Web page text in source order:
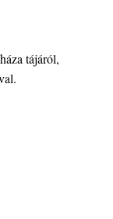
tájáról,